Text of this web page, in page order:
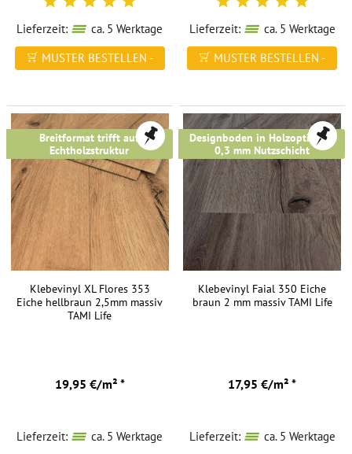
Lieferzeit:
ca. 5 Werktage
MUSTER BESTELLEN -
Lieferzeit:
ca. 5 Werktage
MUSTER BESTELLEN -
Breitformat trifft auf
Echtholzstruktur
Klebevinyl XL Flores 353
Eiche hellbraun 2,5mm massiv
TAMI Life
19,95 €/m² *
Lieferzeit: ca. 5 Werktage
Designboden in Holzoptik mit
0,3 mm Nutzschicht
Klebevinyl Faial 350 Eiche
braun 2 mm massiv TAMI Life
17,95 €/m² *
Lieferzeit: ca. 5 Werktage